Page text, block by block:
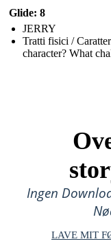
Glide: 8
JERRY
Tratti fisici /
character? What
Ingen
LAVE MIT